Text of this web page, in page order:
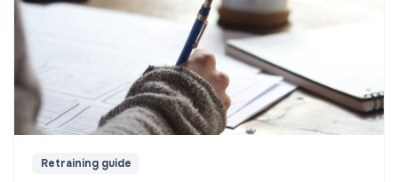
Retraining guide